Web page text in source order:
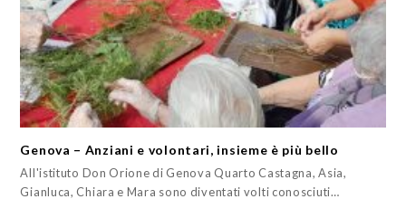
Genova – Anziani e volontari, insieme è più bello
All'istituto Don Orione di Genova Quarto Castagna, Asia,
Gianluca, Chiara e Mara sono diventati volti conosciuti…